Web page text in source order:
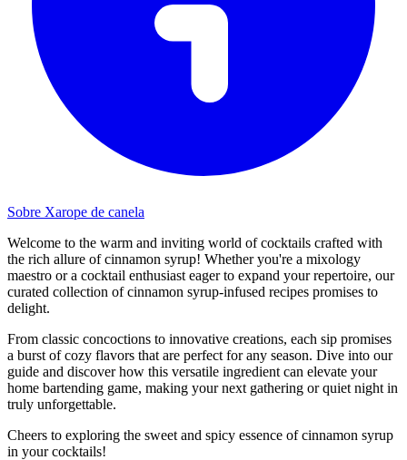
Sobre Xarope de canela
Welcome to the warm and inviting world of cocktails crafted with
the rich allure of cinnamon syrup! Whether you're a mixology
maestro or a cocktail enthusiast eager to expand your repertoire, our
curated collection of cinnamon syrup-infused recipes promises to
delight.
From classic concoctions to innovative creations, each sip promises
a burst of cozy flavors that are perfect for any season. Dive into our
guide and discover how this versatile ingredient can elevate your
home bartending game, making your next gathering or quiet night in
truly unforgettable.
Cheers to exploring the sweet and spicy essence of cinnamon syrup
in your cocktails!